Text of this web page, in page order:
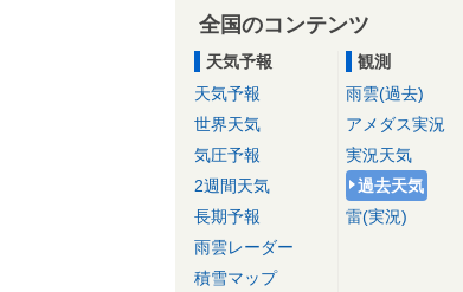
全国のコンテンツ
天気予報
天気予報
世界天気
気圧予報
2週間天気
長期予報
雨雲レーダー
積雪マップ
観測
雨雲(過去)
アメダス実況
実況天気
過去天気
雷(実況)